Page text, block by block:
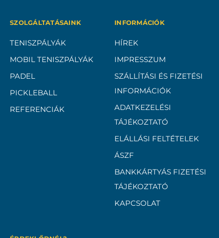
SZOLGÁLTATÁSAINK
TENISZPÁLYÁK
MOBIL TENISZPÁLYÁK
PADEL
PICKLEBALL
REFERENCIÁK
INFORMÁCIÓK
HÍREK
IMPRESSZUM
SZÁLLÍTÁSI ÉS FIZETÉSI
INFORMÁCIÓK
ADATKEZELÉSI
TÁJÉKOZTATÓ
ELÁLLÁSI FELTÉTELEK
ÁSZF
BANKKÁRTYÁS FIZETÉSI
TÁJÉKOZTATÓ
KAPCSOLAT